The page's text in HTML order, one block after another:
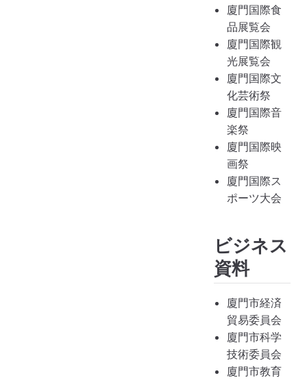
廈門国際食
品展覧会
廈門国際観
光展覧会
廈門国際文
化芸術祭
廈門国際音
楽祭
廈門国際映
画祭
廈門国際ス
ポーツ大会
ビジネス
資料
廈門市経済
貿易委員会
廈門市科学
技術委員会
廈門市教育